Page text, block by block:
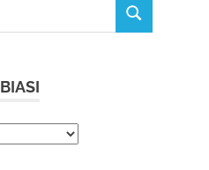
CERCA